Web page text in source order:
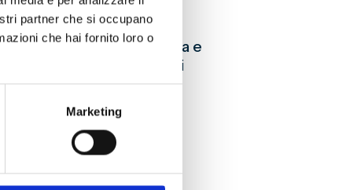
partner che si occupano
che hai fornito loro o
Marketing
genoani,
di una genoanità vissuta e
le numerose attivazioni
Club, artisti e tifosi,
e identità.